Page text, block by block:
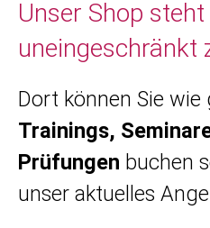
Unser Shop
uneingeschränkt
Dort können Sie
Trainings,
Prüfungen buchen
unser aktuelles